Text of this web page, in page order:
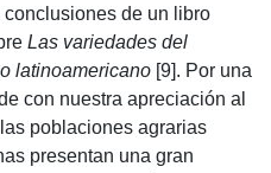
conclusiones de un libro
Las variedades del
latinoamericano [9]. Por una
con nuestra apreciación al
poblaciones agrarias
presentan una gran